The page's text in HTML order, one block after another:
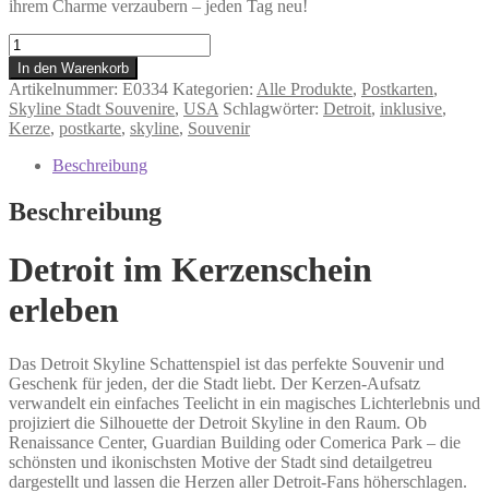
ihrem Charme verzaubern – jeden Tag neu!
Detroit
-
Schattenspiel
mit
Postkarte
Menge
In den Warenkorb
Artikelnummer: E0334 Kategorien: Alle Produkte, Postkarten,
Skyline Stadt Souvenire, USA Schlagwörter: Detroit, inklusive,
Kerze, postkarte, skyline, Souvenir
Beschreibung
Beschreibung
Detroit im Kerzenschein
erleben
Das Detroit Skyline Schattenspiel ist das perfekte Souvenir und
Geschenk für jeden, der die Stadt liebt. Der Kerzen-Aufsatz
verwandelt ein einfaches Teelicht in ein magisches Lichterlebnis und
projiziert die Silhouette der Detroit Skyline in den Raum. Ob
Renaissance Center, Guardian Building oder Comerica Park – die
schönsten und ikonischsten Motive der Stadt sind detailgetreu
dargestellt und lassen die Herzen aller Detroit-Fans höherschlagen.